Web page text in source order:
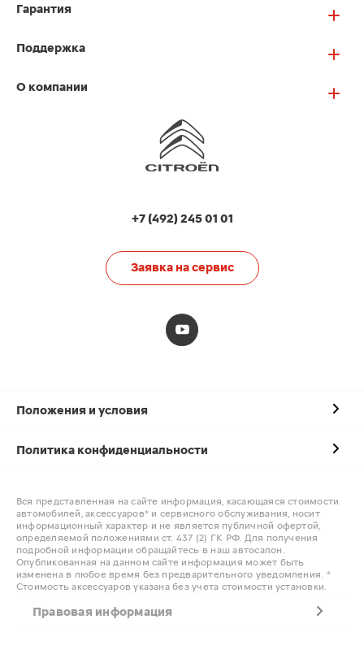
Гарантия
Поддержка
О компании
+7 (492) 245 01 01
Заявка на сервис
Положения и условия
Политика конфиденциальности
Вся представленная на сайте информация, касающаяся стоимости
автомобилей, аксессуаров* и сервисного обслуживания, носит
информационный характер и не является публичной офертой,
определяемой положениями ст. 437 (2) ГК РФ. Для получения
подробной информации обращайтесь в наш автосалон.
Опубликованная на данном сайте информация может быть
изменена в любое время без предварительного уведомления. *
Стоимость аксессуаров указана без учета стоимости установки.
Правовая информация